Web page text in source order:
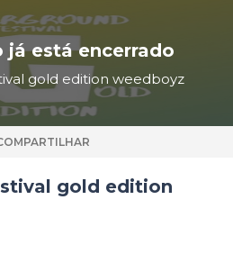
já está encerrado
gold edition weedboyz
gold edition